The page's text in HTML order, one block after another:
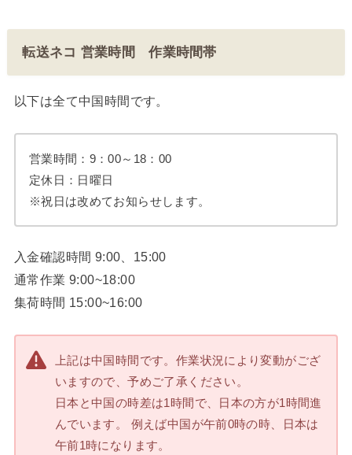
転送ネコ 営業時間 作業時間帯
以下は全て中国時間です。
営業時間：9：00～18：00
定休日：日曜日
※祝日は改めてお知らせします。
入金確認時間 9:00、15:00
通常作業 9:00~18:00
集荷時間 15:00~16:00
上記は中国時間です。作業状況により変動がござ
いますので、予めご了承ください。
日本と中国の時差は1時間で、日本の方が1時間進
んでいます。 例えば中国が午前0時の時、日本は
午前1時になります。